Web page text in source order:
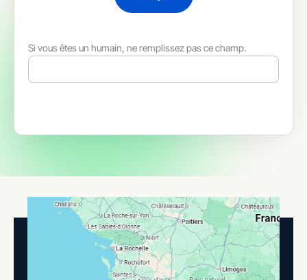
Si vous êtes un humain, ne remplissez pas ce champ.